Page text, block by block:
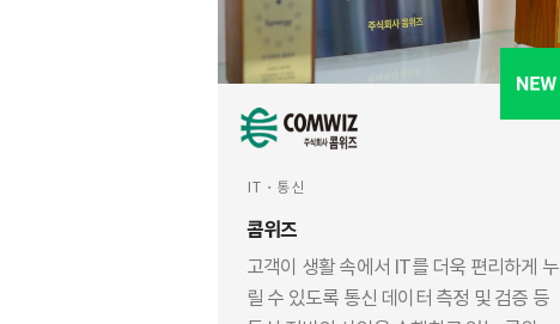
IT・통신
콤위즈
고객이 생활 속에서 IT를 더욱 편리하게 누
릴 수 있도록 통신 데이터 측정 및 검증 등